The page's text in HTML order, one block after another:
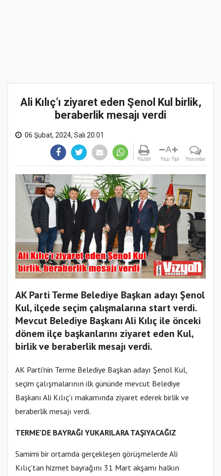
Ali Kılıç’ı ziyaret eden Şenol Kul birlik,
beraberlik mesajı verdi
06 Şubat, 2024, Salı 20:01
Yazdır
A
Yazı Tipi Yorumlar
AK Parti Terme Belediye Başkan adayı Şenol
Kul, ilçede seçim çalışmalarına start verdi.
Mevcut Belediye Başkanı Ali Kılıç ile önceki
dönem ilçe başkanlarını ziyaret eden Kul,
birlik ve beraberlik mesajı verdi.
AK Parti'nin Terme Belediye Başkan adayı Şenol Kul,
seçim çalışmalarının ilk gününde mevcut Belediye
Başkanı Ali Kılıç'ı makamında ziyaret ederek birlik ve
beraberlik mesajı verdi.
TERME'DE BAYRAĞI YUKARILARA TAŞIYACAĞIZ
Samimi bir ortamda gerçekleşen görüşmelerde Ali
Kılıç'tan hizmet bayrağını 31 Mart akşamı halkın